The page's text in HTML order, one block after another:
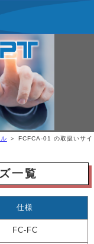
＞ FCFCA-01 の取扱いサイ
一覧
仕様
FC-FC